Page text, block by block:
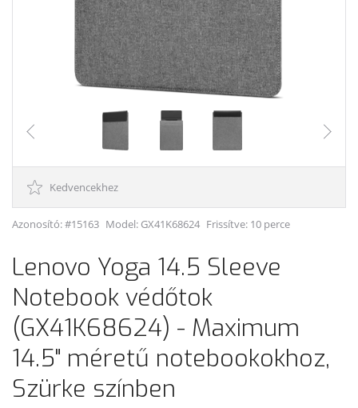
Kedvencekhez
Azonosító: #15163 Model: GX41K68624 Frissítve: 10 perce
Lenovo Yoga 14.5 Sleeve
Notebook védőtok
(GX41K68624) - Maximum
14.5" méretű notebookokhoz,
Szürke színben